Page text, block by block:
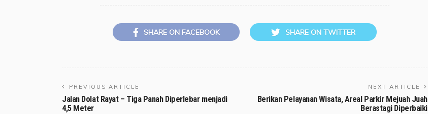
SHARE ON FACEBOOK SHARE ON TWITTER
PREVIOUS ARTICLE
Jalan Dolat Rayat – Tiga Panah Diperlebar menjadi
4,5 Meter
NEXT ARTICLE
Berikan Pelayanan Wisata, Areal Parkir Mejuah Juah
Berastagi Diperbaiki